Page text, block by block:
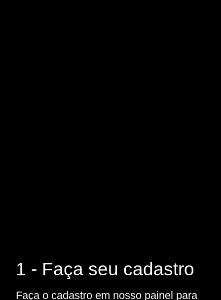
1 - Faça seu cadastro
Faça o cadastro em nosso painel para